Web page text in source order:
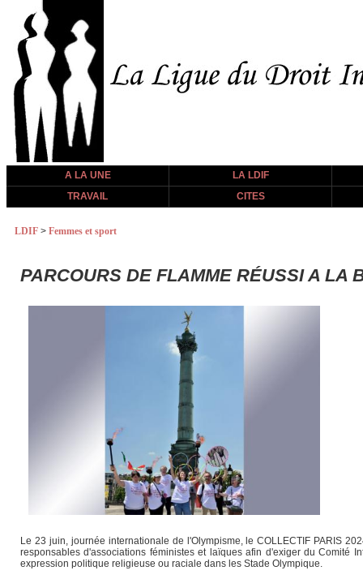
A LA UNE
LA LDIF
TRAVAIL
CITES
LDIF > Femmes et sport
PARCOURS DE FLAMME RÉUSSI A LA
Le 23 juin, journée internationale de l'Olympisme, le COLLECTIF PARIS
responsables d'associations féministes et laïques afin d'exiger du
expression politique religieuse ou raciale dans les Stade Olympique.